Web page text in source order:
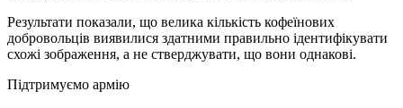
Результати показали, що велика кількість кофеїнових
добровольців виявилися здатними правильно ідентифікувати
схожі зображення, а не стверджувати, що вони однакові.
Підтримуємо армію